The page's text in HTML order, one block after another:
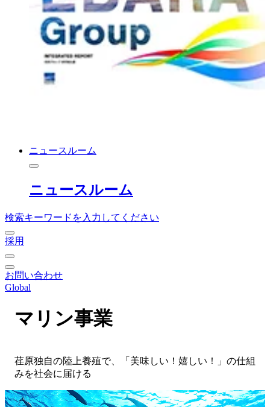
ニュースルーム
ニュースルーム
検索キーワードを入力してください
採用
お問い合わせ
Global
マリン事業
荏原独自の陸上養殖で、「美味しい！嬉しい！」の仕組
みを社会に届ける